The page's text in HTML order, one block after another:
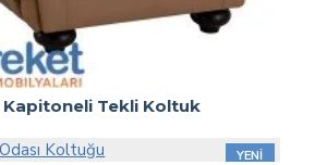
Kapitoneli Tekli Koltuk
YENI